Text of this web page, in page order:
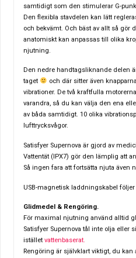
samtidigt som den stimulerar G-
Den flexibla stavdelen kan lätt
och bekvämt. Och bäst av allt så gör
anatomiskt kan anpassas till olika
njutning.
Den nedre handtagsliknande delen
taget
och där sitter även
vibrationer. De två kraftfulla
varandra, så du kan välja den ena
av båda samtidigt. 10 olika
lufttrycksvågor.
Satisfyer Supernova är gjord av
Vattentät (IPX7) gör den lämplig att
Så ingen fara att fortsätta njuta även
USB-magnetisk laddningskabel
Glidmedel & Rengöring.
För maximal njutning använd alltid
Satisfyer Supernova tål inte olja eller
iställetvattenbaserat.
Rengöring är självklart viktigt, du